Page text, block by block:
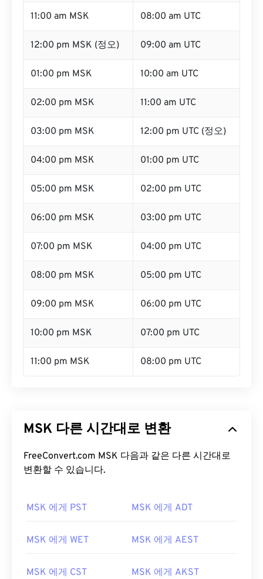
11:00 am MSK 08:00 am UTC
12:00 pm MSK (정오) 09:00 am UTC
01:00 pm MSK 10:00 am UTC
02:00 pm MSK 11:00 am UTC
03:00 pm MSK 12:00 pm UTC (정오)
04:00 pm MSK 01:00 pm UTC
05:00 pm MSK 02:00 pm UTC
06:00 pm MSK 03:00 pm UTC
07:00 pm MSK 04:00 pm UTC
08:00 pm MSK 05:00 pm UTC
09:00 pm MSK 06:00 pm UTC
10:00 pm MSK 07:00 pm UTC
11:00 pm MSK 08:00 pm UTC
MSK 다른 시간대로 변환
FreeConvert.com MSK 다음과 같은 다른 시간대로
변환할 수 있습니다.
MSK 에게 PST MSK 에게 ADT
MSK 에게 WET MSK 에게 AEST
MSK 에게 CST MSK 에게 AKST